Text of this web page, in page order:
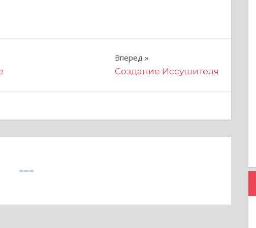
Вперед
Создание Иссушителя